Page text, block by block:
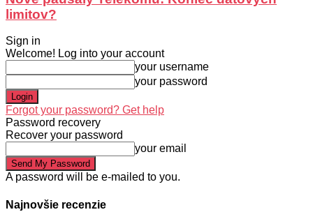
limitov?
Sign in
Welcome! Log into your account
your username
your password
Forgot your password? Get help
Password recovery
Recover your password
your email
A password will be e-mailed to you.
Najnovšie recenzie